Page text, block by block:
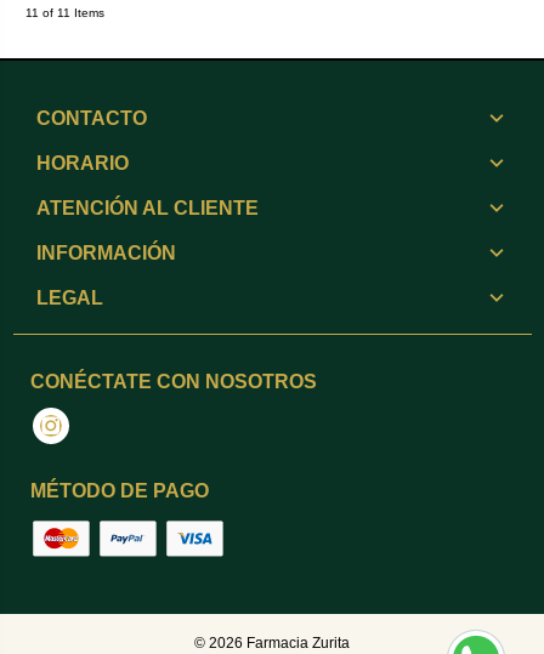
11 of 11 Items
CONTACTO
HORARIO
ATENCIÓN AL CLIENTE
INFORMACIÓN
LEGAL
CONÉCTATE CON NOSOTROS
Instagram
MÉTODO DE PAGO
© 2026 Farmacia Zurita